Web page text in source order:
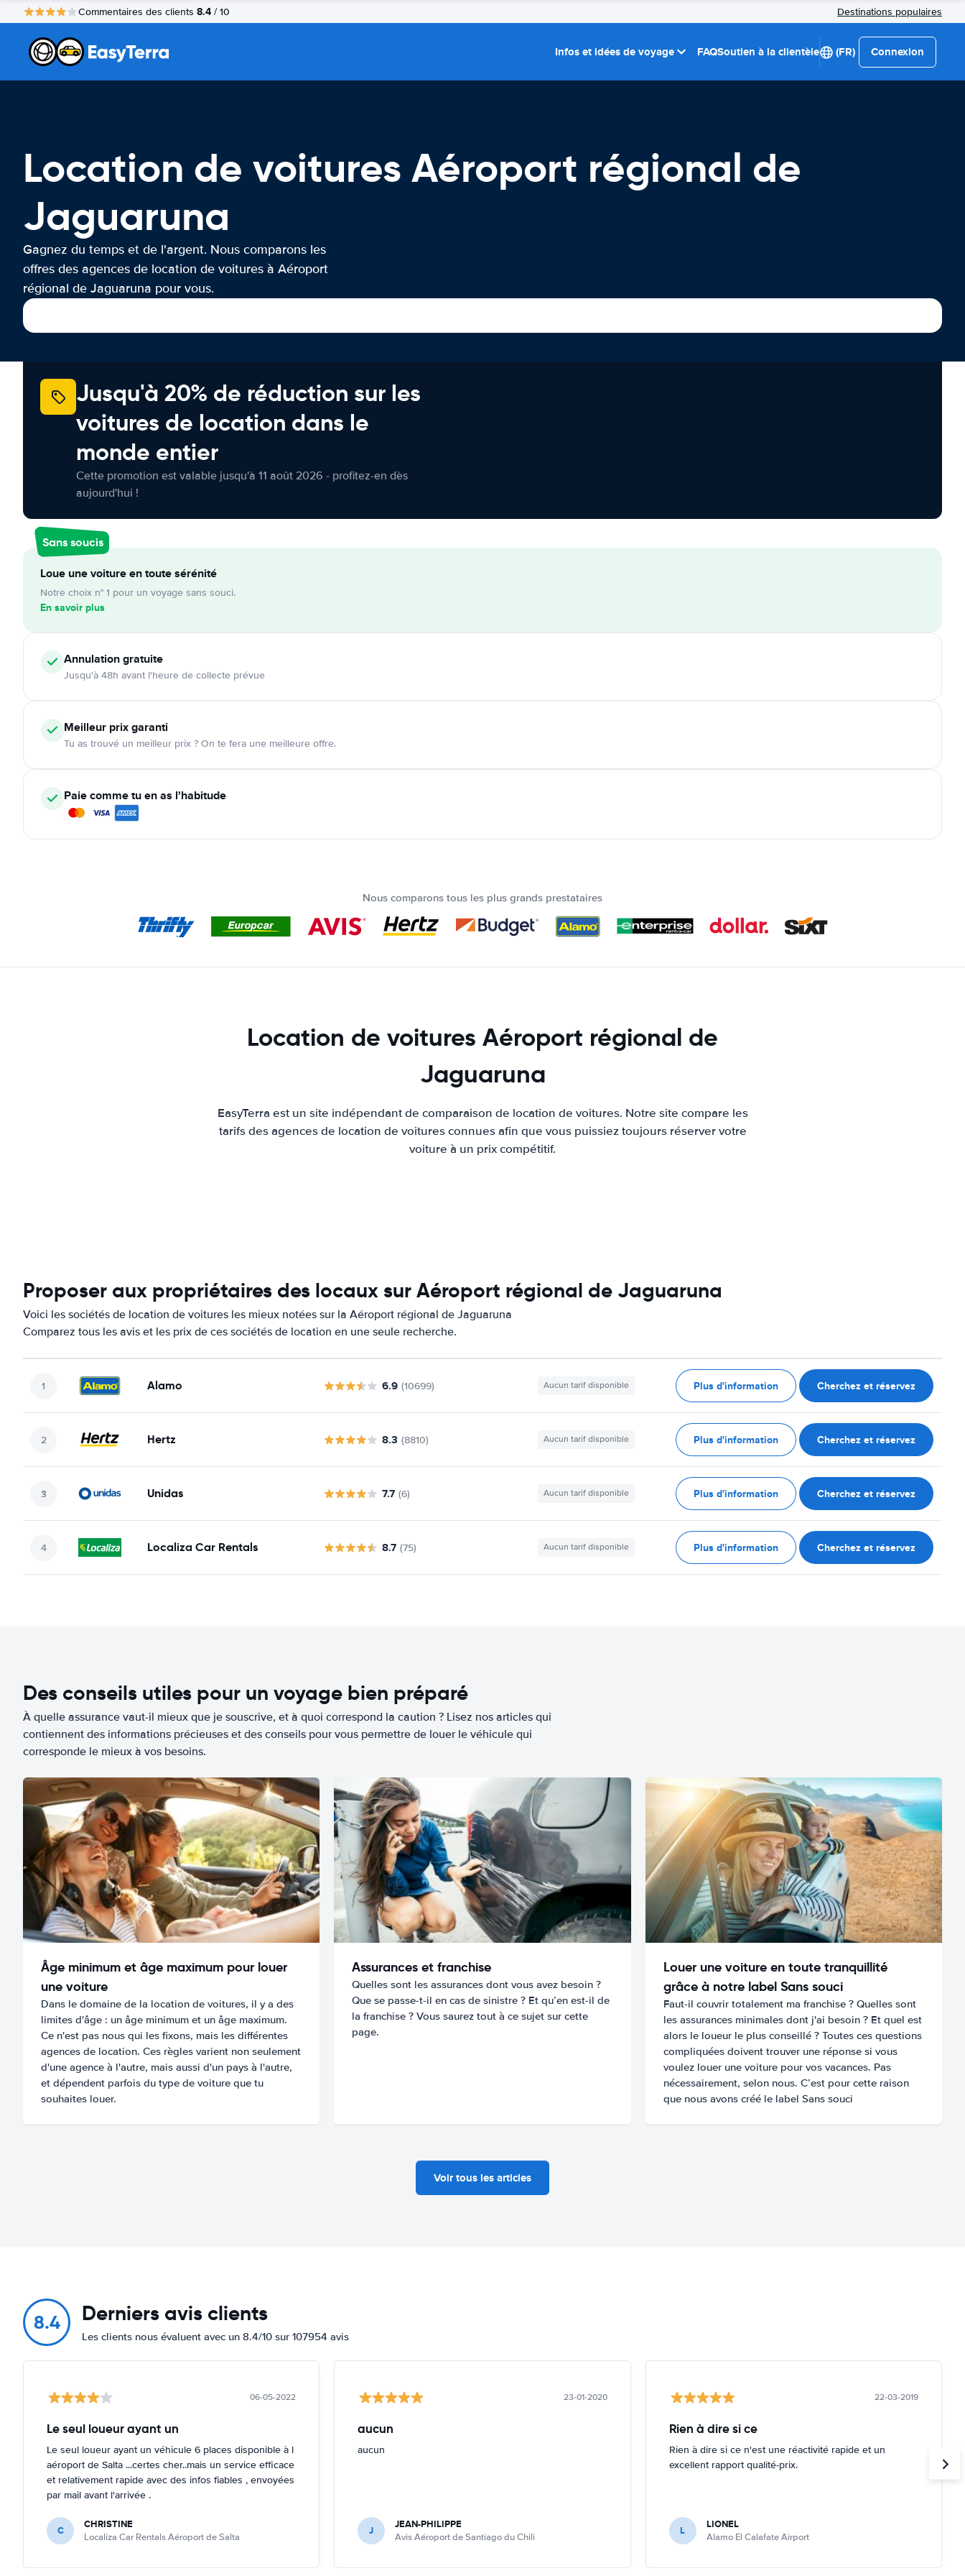
Commentaires des clients 8.4 / 10 Destinations populaires
Infos et idées de voyage FAQSoutien à la clientèle (FR) Connexion
Location de voitures Aéroport régional de
Jaguaruna
Gagnez du temps et de l'argent. Nous comparons les
offres des agences de location de voitures à Aéroport
régional de Jaguaruna pour vous.
Jusqu'à 20% de réduction sur les
voitures de location dans le
monde entier
Cette promotion est valable jusqu'à 11 août 2026 - profitez-en dès
aujourd'hui !
Sans soucis
Loue une voiture en toute sérénité
Notre choix n° 1 pour un voyage sans souci.
En savoir plus
Annulationgratuite
Jusqu'à 48h avant l'heure de collecte prévue
Meilleur prix garanti
Tu as trouvé un meilleur prix ? On te fera une meilleure offre.
Paie comme tu en as l'habitude
Nous comparons tous les plus grands prestataires
Location de voitures Aéroport régional de
Jaguaruna
EasyTerra est un site indépendant de comparaison de location de voitures. Notre site compare les
tarifs des agences de location de voitures connues afin que vous puissiez toujours réserver votre
voiture à un prix compétitif.
Proposer aux propriétaires des locaux sur Aéroport régional de Jaguaruna
Voici les sociétés de location de voitures les mieux notées sur la Aéroport régional de Jaguaruna
Comparez tous les avis et les prix de ces sociétés de location en une seule recherche.
Alamo 6.9 (10699) Aucun tarif disponible Plus d'information Cherchez et réservez
Hertz 8.3 (8810) Aucun tarif disponible Plus d'information Cherchez et réservez
Unidas 7.7 (6) Aucun tarif disponible Plus d'information Cherchez et réservez
Localiza Car Rentals 8.7 (75) Aucun tarif disponible Plus d'information Cherchez et réservez
Des conseils utiles pour un voyage bien préparé
À quelle assurance vaut-il mieux que je souscrive, et à quoi correspond la caution ? Lisez nos articles qui
contiennent des informations précieuses et des conseils pour vous permettre de louer le véhicule qui
corresponde le mieux à vos besoins.
Âge minimum et âge maximum pour louer
une voiture
Dans le domaine de la location de voitures, il y a des
limites d'âge : un âge minimum et un âge maximum.
Ce n'est pas nous qui les fixons, mais les différentes
agences de location. Ces règles varient non seulement
d'une agence à l'autre, mais aussi d'un pays à l'autre,
et dépendent parfois du type de voiture que tu
souhaites louer.
Assurances et franchise
Quelles sont les assurances dont vous avez besoin ?
Que se passe-t-il en cas de sinistre ? Et qu’en est-il de
la franchise ? Vous saurez tout à ce sujet sur cette
page.
Louer une voiture en toute tranquillité
grâce à notre label Sans souci
Faut-il couvrir totalement ma franchise ? Quelles sont
les assurances minimales dont j'ai besoin ? Et quel est
alors le loueur le plus conseillé ? Toutes ces questions
compliquées doivent trouver une réponse si vous
voulez louer une voiture pour vos vacances. Pas
nécessairement, selon nous. C’est pour cette raison
que nous avons créé le label Sans souci
Voir tous les articles
8.4 Derniers avis clients
Les clients nous évaluent avec un 8.4/10 sur 107954 avis
06-05-2022
Le seul loueur ayant un
Le seul loueur ayant un véhicule 6 places disponible à l
aéroport de Salta ...certes cher..mais un service efficace
et relativement rapide avec des infos fiables , envoyées
par mail avant l'arrivée .
C CHRISTINE
Localiza Car Rentals Aéroport de Salta
23-01-2020
aucun
aucun
J JEAN-PHILIPPE
Avis Aéroport de Santiago du Chili
22-03-2019
Rien à dire si ce
Rien à dire si ce n'est une réactivité rapide et un
excellent rapport qualité-prix.
L LIONEL
Alamo El Calafate Airport